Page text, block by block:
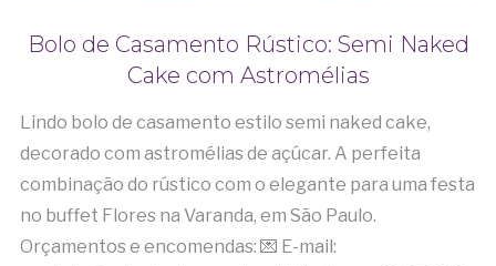
Bolo de Casamento Rústico: Semi Naked
Cake com Astromélias
Lindo bolo de casamento estilo semi naked cake,
decorado com astromélias de açúcar. A perfeita
combinação do rústico com o elegante para uma festa
no buffet Flores na Varanda, em São Paulo.
Orçamentos e encomendas: 💌 E-mail: